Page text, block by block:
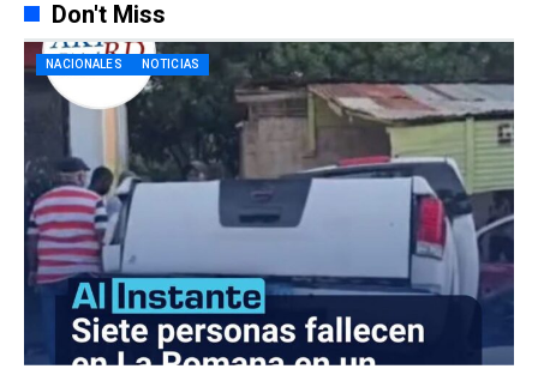
Don't Miss
NACIONALES NOTICIAS